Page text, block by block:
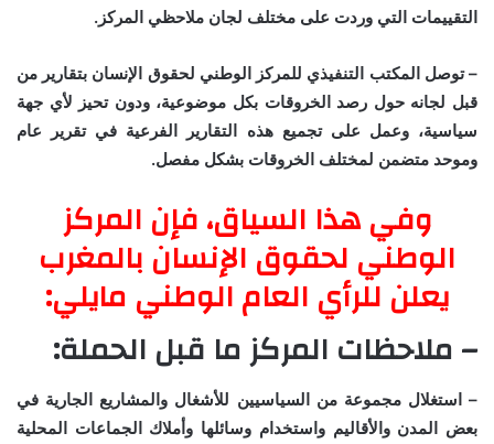
التقييمات التي وردت على مختلف لجان ملاحظي المركز.
– توصل المكتب التنفيذي للمركز الوطني لحقوق الإنسان بتقارير من
قبل لجانه حول رصد الخروقات بكل موضوعية، ودون تحيز لأي جهة
سياسية، وعمل على تجميع هذه التقارير الفرعية في تقرير عام
وموحد متضمن لمختلف الخروقات بشكل مفصل.
وفي هذا السياق، فإن المركز
الوطني لحقوق الإنسان بالمغرب
يعلن للرأي العام الوطني مايلي:
– ملاحظات المركز ما قبل الحملة:
– استغلال مجموعة من السياسيين للأشغال والمشاريع الجارية في
بعض المدن والأقاليم واستخدام وسائلها وأملاك الجماعات المحلية